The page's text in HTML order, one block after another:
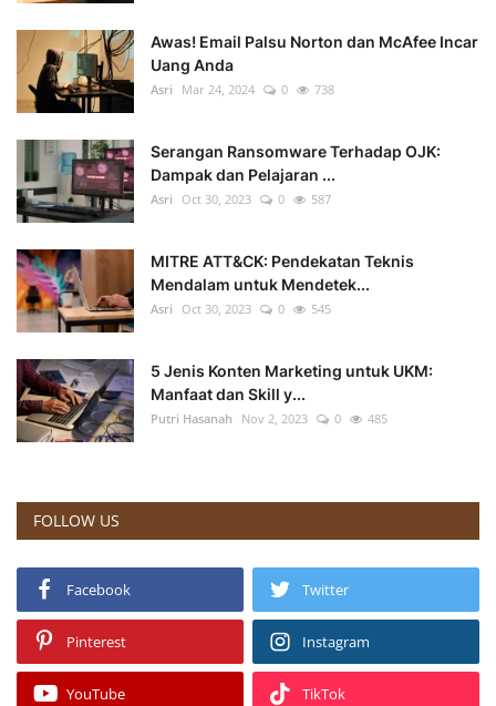
Awas! Email Palsu Norton dan McAfee Incar
Uang Anda
Asri Mar 24, 2024 0 738
Serangan Ransomware Terhadap OJK:
Dampak dan Pelajaran ...
Asri Oct 30, 2023 0 587
MITRE ATT&CK: Pendekatan Teknis
Mendalam untuk Mendetek...
Asri Oct 30, 2023 0 545
5 Jenis Konten Marketing untuk UKM:
Manfaat dan Skill y...
Putri Hasanah Nov 2, 2023 0 485
FOLLOW US
Facebook Twitter
Pinterest Instagram
YouTube TikTok